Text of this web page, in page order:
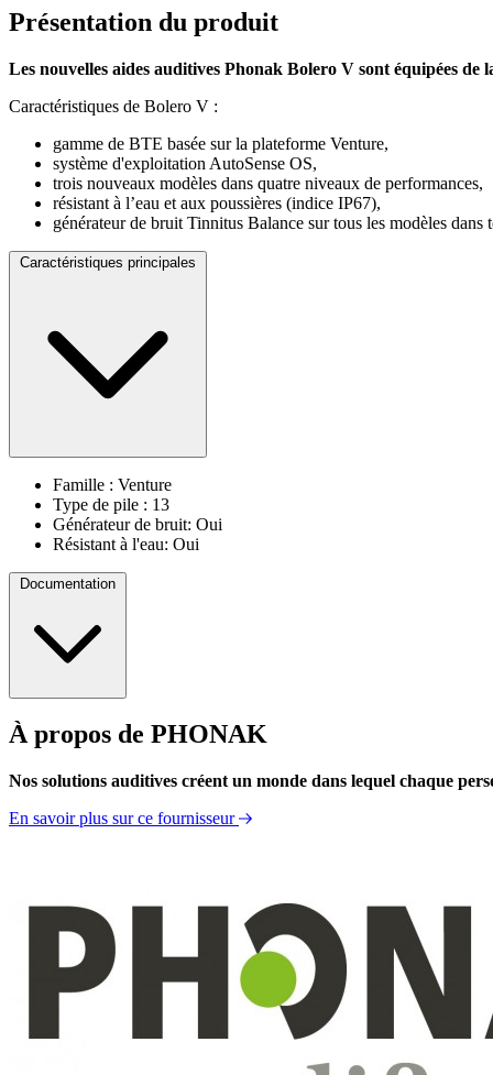
Présentation du produit
Les nouvelles aides auditives Phonak Bolero V sont équipées
Caractéristiques de Bolero V :
gamme de BTE basée sur la plateforme Venture,
système d'exploitation AutoSense OS,
trois nouveaux modèles dans quatre niveaux de performances,
résistant à l’eau et aux poussières (indice IP67),
générateur de bruit Tinnitus Balance sur tous les modèles dans
Caractéristiques principales
Famille : Venture
Type de pile : 13
Générateur de bruit: Oui
Résistant à l'eau: Oui
Documentation
Information Produit
À propos de PHONAK
Nos solutions auditives créent un monde dans lequel chaque
En savoir plus sur ce fournisseur